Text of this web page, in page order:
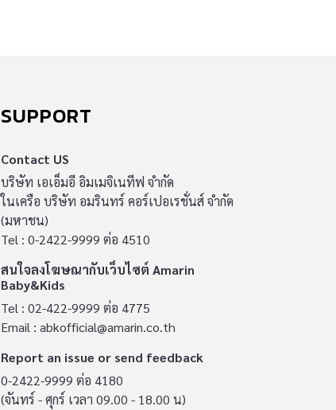
SUPPORT
Contact US
บริษัท เอเอ็มอี อิมเมจิเนทีฟ จำกัด
ในเครือ บริษัท อมรินทร์ คอร์เปอเรชั่นส์ จำกัด
(มหาชน)
Tel : 0-2422-9999 ต่อ 4510
สนใจลงโฆษณากับเว็บไซต์ Amarin
Baby&Kids
Tel : 02-422-9999 ต่อ 4775
Email : abkofficial@amarin.co.th
Report an issue or send feedback
0-2422-9999 ต่อ 4180
(จันทร์ - ศุกร์ เวลา 09.00 - 18.00 น)